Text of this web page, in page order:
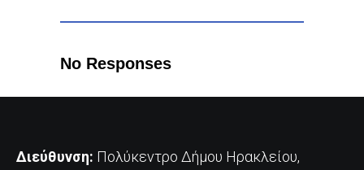
No Responses
Διεύθυνση: Πολύκεντρο Δήμου Ηρακλείου,